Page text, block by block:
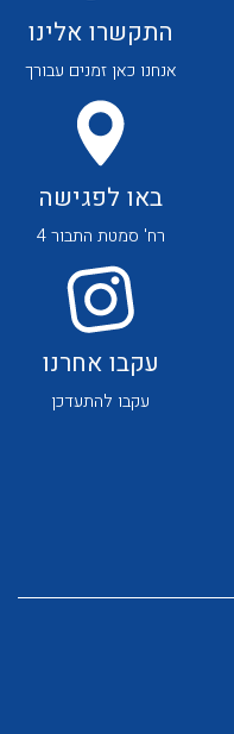
לכל מוצרי היצרן
לכל מוצרי היצרן
התקשרו אלינו
אנחנו כאן זמנים עבורך
באו לפגישה
רח' סמטת התבור 4
עקבו אחרנו
עקבו להתעדכן